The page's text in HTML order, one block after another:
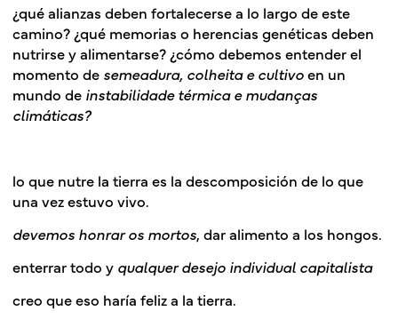
¿qué alianzas deben fortalecerse a lo largo de este
camino? ¿qué memorias o herencias genéticas deben
nutrirse y alimentarse? ¿cómo debemos entender el
momento de semeadura, colheita e cultivoen un
mundo de instabilidade térmica e mudanças
climáticas?
lo que nutre la tierra es la descomposición de lo que
una vez estuvo vivo.
devemos honrar os mortos, dar alimento a los hongos.
enterrar todo y qualquer desejo individual capitalista
creo que eso haría feliz a la tierra.